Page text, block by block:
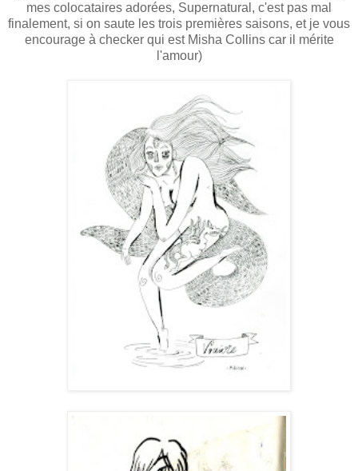
mes colocataires adorées, Supernatural, c'est pas mal
finalement, si on saute les trois premières saisons, et je vous
encourage à checker qui est Misha Collins car il mérite
l'amour)